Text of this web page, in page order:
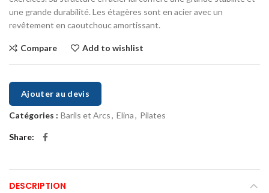
une grande durabilité. Les étagères sont en acier avec un
revêtement en caoutchouc amortissant.
Compare Add to wishlist
Ajouter au devis
Catégories : Barils et Arcs, Elina, Pilates
Share
DESCRIPTION